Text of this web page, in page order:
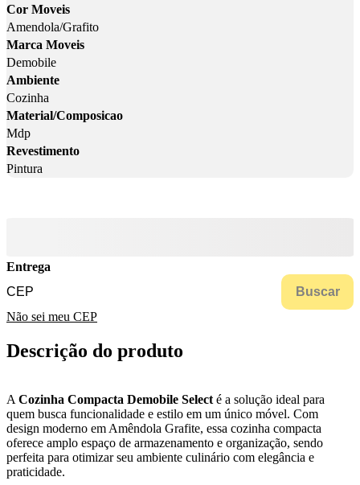
Cor Moveis
Amendola/Grafito
Marca Moveis
Demobile
Ambiente
Cozinha
Material/Composicao
Mdp
Revestimento
Pintura
Entrega
Buscar
Não sei meu CEP
Descrição do produto
A Cozinha Compacta Demobile Select é a solução ideal para
quem busca funcionalidade e estilo em um único móvel. Com
design moderno em Amêndola Grafite, essa cozinha compacta
oferece amplo espaço de armazenamento e organização, sendo
perfeita para otimizar seu ambiente culinário com elegância e
praticidade.